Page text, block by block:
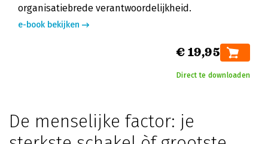
organisatiebrede verantwoordelijkheid.
e-book bekijken
€ 19,95
Direct te downloaden
De menselijke factor: je